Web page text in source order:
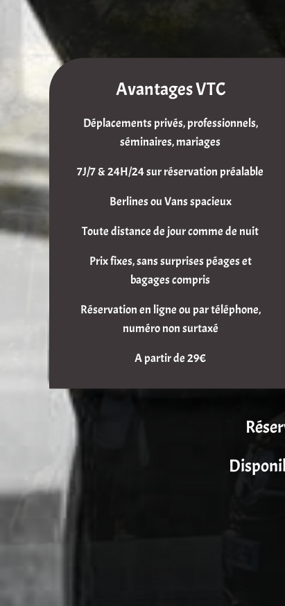
Avantages VTC
Déplacements privés, professionnels,
séminaires, mariages
7J/7 & 24H/24 sur réservation préalable
Berlines ou Vans spacieux
Toute distance de jour comme de nuit
Prix fixes, sans surprises péages et
bagages compris
Réservation en ligne ou par téléphone,
numéro non surtaxé
A partir de 29€